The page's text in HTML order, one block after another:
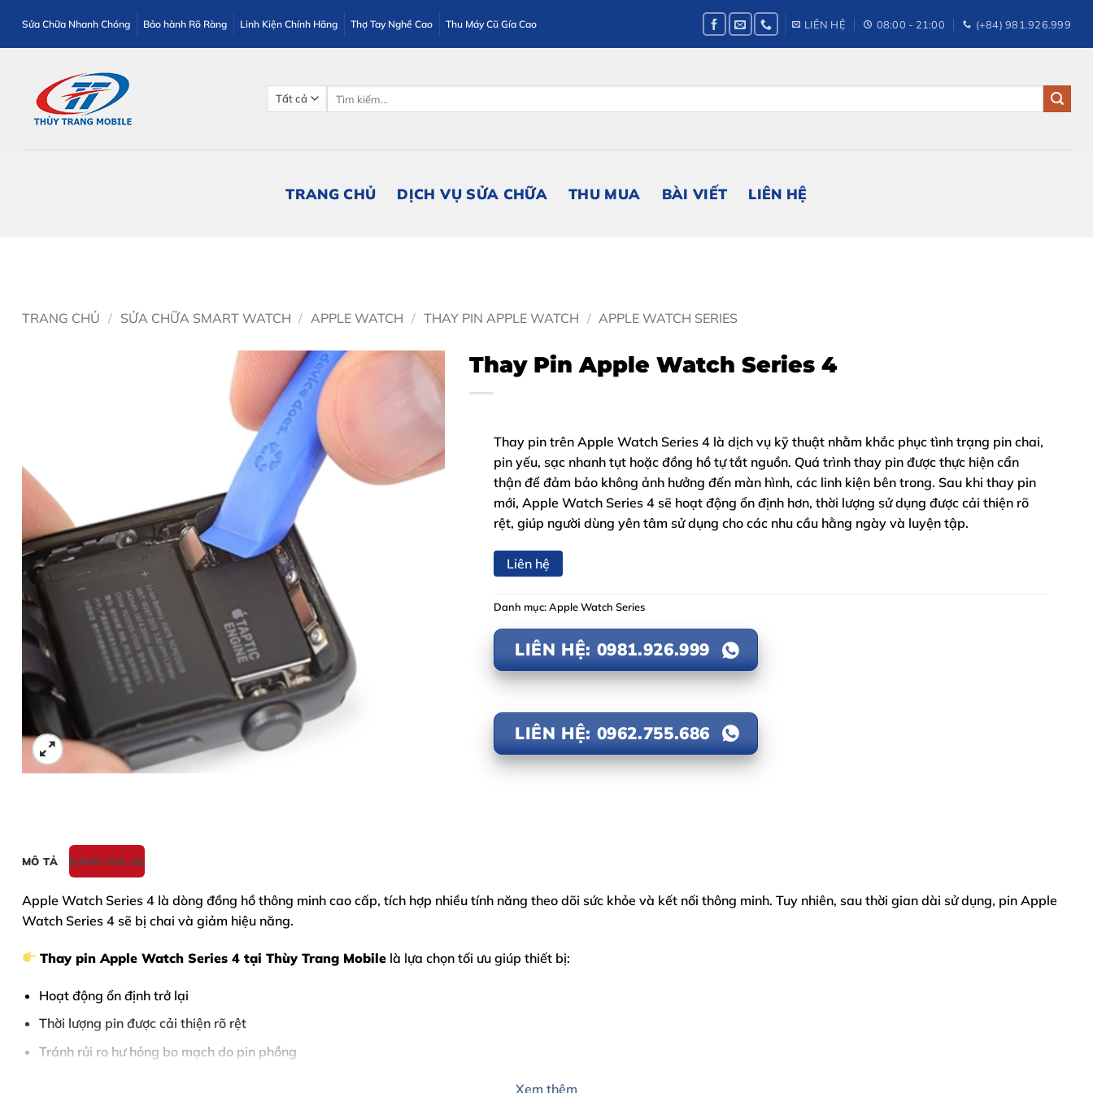
qua
nội
Sửa Chữa Nhanh Chóng Bảo hành Rõ Ràng Linh Kiện Chính Hãng Thợ Tay Nghề Cao Thu Máy Cũ Gía Cao LIÊN HỆ 08:00 - 21:00 (+84) 981.926.999
TRANG CHỦ DỊCH VỤ SỬA CHỮA THU MUA BÀI VIẾT LIÊN HỆ
TRANG CHỦ / SỬA CHỮA SMART WATCH / APPLE WATCH / THAY PIN APPLE WATCH / APPLE WATCH SERIES
Thay Pin Apple Watch Series 4
Thay pin trên Apple Watch Series 4 là dịch vụ kỹ thuật nhằm khắc phục tình trạng pin chai,
pin yếu, sạc nhanh tụt hoặc đồng hồ tự tắt nguồn. Quá trình thay pin được thực hiện cẩn
thận để đảm bảo không ảnh hưởng đến màn hình, các linh kiện bên trong. Sau khi thay pin
mới, Apple Watch Series 4 sẽ hoạt động ổn định hơn, thời lượng sử dụng được cải thiện rõ
rệt, giúp người dùng yên tâm sử dụng cho các nhu cầu hằng ngày và luyện tập.
Liên hệ
Danh mục:Apple Watch Series
LIÊN HỆ: 0981.926.999
LIÊN HỆ: 0962.755.686
MÔ TẢ ĐÁNH GIÁ (0)
Apple Watch Series 4 là dòng đồng hồ thông minh cao cấp, tích hợp nhiều tính năng theo dõi sức khỏe và kết nối thông minh. Tuy nhiên, sau thời gian dài sử dụng, pin Apple
Watch Series 4 sẽ bị chai và giảm hiệu năng.
Thay pin Apple Watch Series 4 tại Thùy Trang Mobile là lựa chọn tối ưu giúp thiết bị:
Hoạt động ổn định trở lại
Thời lượng pin được cải thiện rõ rệt
Tránh rủi ro hư hỏng bo mạch do pin phồng
chuẩn kỹ thuật, không tráo linh kiện, bảo hành rõ ràng.
Xem thêm